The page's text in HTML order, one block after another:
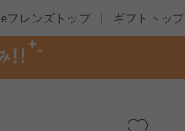
eフレンズトップ ギフトトップ